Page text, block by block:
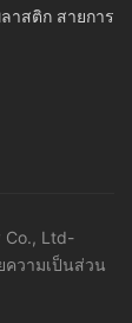
าสติก สายการ
Co., Ltd-
ความเป็นส่วน